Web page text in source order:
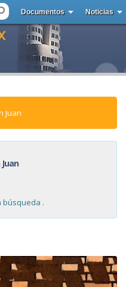
Documentos Noticias
Juan
búsqueda .